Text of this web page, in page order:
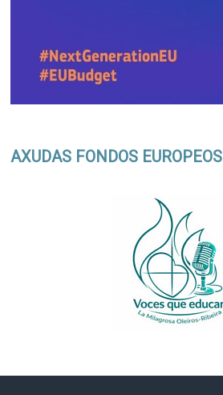
AXUDAS FONDOS EUROPEOS